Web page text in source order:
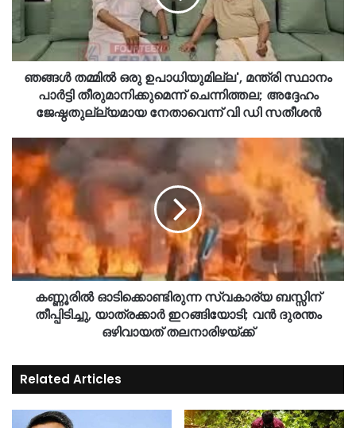
ഞങ്ങൾ തമ്മിൽ ഒരു ഉപാധിയുമില്ല', മന്ത്രി സ്ഥാനം
പാർട്ടി തീരുമാനിക്കുമെന്ന് ചെന്നിത്തല; അദ്ദേഹം
ജേഷ്ഠതുല്ല്യമായ നേതാവെന്ന് വി ഡി സതീശൻ
കണ്ണൂരിൽ ഓടിക്കൊണ്ടിരുന്ന സ്വകാര്യ ബസ്സിന്
തീപ്പിടിച്ചു, യാത്രക്കാർ ഇറങ്ങിയോടി; വൻ ദുരന്തം
ഒഴിവായത് തലനാരിഴയ്ക്ക്
Related Articles